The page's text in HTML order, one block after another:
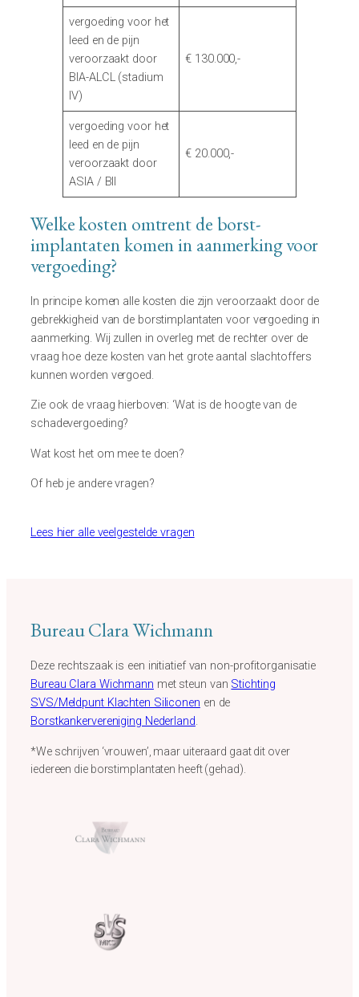
vergoeding voor het
leed en de pijn
veroorzaakt door
BIA-ALCL (stadium
IV)
€ 130.000,-
vergoeding voor het
leed en de pijn
veroorzaakt door
ASIA / BII
€ 20.000,-
Welke kosten omtrent de borst-
implantaten komen in aanmerking voor
vergoeding?
In principe komen alle kosten die zijn veroorzaakt door de
gebrekkigheid van de borstimplantaten voor vergoeding in
aanmerking. Wij zullen in overleg met de rechter over de
vraag hoe deze kosten van het grote aantal slachtoffers
kunnen worden vergoed.
Zie ook de vraag hierboven: ‘Wat is de hoogte van de
schadevergoeding?
Wat kost het om mee te doen?
Of heb je andere vragen?
Lees hier alle veelgestelde vragen
Bureau Clara Wichmann
Deze rechtszaak is een initiatief van non-profitorganisatie
Bureau Clara Wichmann met steun van Stichting
SVS/Meldpunt Klachten Siliconen en de
Borstkankervereniging Nederland.
*We schrijven ‘vrouwen’, maar uiteraard gaat dit over
iedereen die borstimplantaten heeft (gehad).